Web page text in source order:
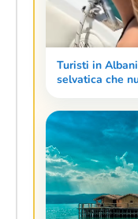
Turisti in
selvatica che